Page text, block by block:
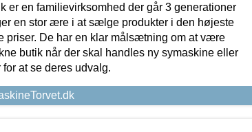
er en familievirksomhed der går 3 generationer
en stor ære i at sælge produkter i den højeste
priser. De har en klar målsætning om at være
butik når der skal handles ny symaskine eller
at se deres udvalg.